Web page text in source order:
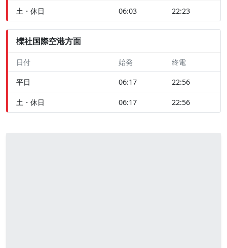
土・休日 06:03 22:23
櫟社国際空港方面
日付 始発 終電
平日 06:17 22:56
土・休日 06:17 22:56